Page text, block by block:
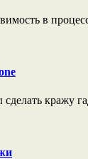
в
кражу